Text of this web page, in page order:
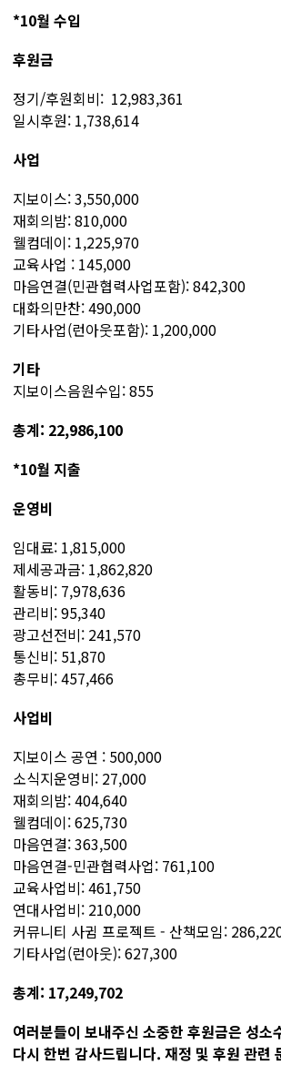
*10월 수입
후원금
정기/후원회비: 12,983,361
일시후원: 1,738,614
사업
지보이스: 3,550,000
재회의밤: 810,000
웰컴데이: 1,225,970
교육사업 : 145,000
마음연결(민관협력사업포함): 842,300
대화의만찬: 490,000
기타사업(런아웃포함): 1,200,000
기타
지보이스음원수입: 855
총계: 22,986,100
*10월 지출
운영비
임대료: 1,815,000
제세공과금: 1,862,820
활동비: 7,978,636
관리비: 95,340
광고선전비: 241,570
통신비: 51,870
총무비: 457,466
사업비
지보이스 공연 : 500,000
소식지운영비: 27,000
재회의밤: 404,640
웰컴데이: 625,730
마음연결: 363,500
마음연결-민관협력사업: 761,100
교육사업비: 461,750
연대사업비: 210,000
커뮤니티 사귐 프로젝트 - 산책모임:
기타사업(런아웃): 627,300
총계: 17,249,702
여러분들이 보내주신 소중한 후원금은 성
다시 한번 감사드립니다. 재정 및 후원 관련